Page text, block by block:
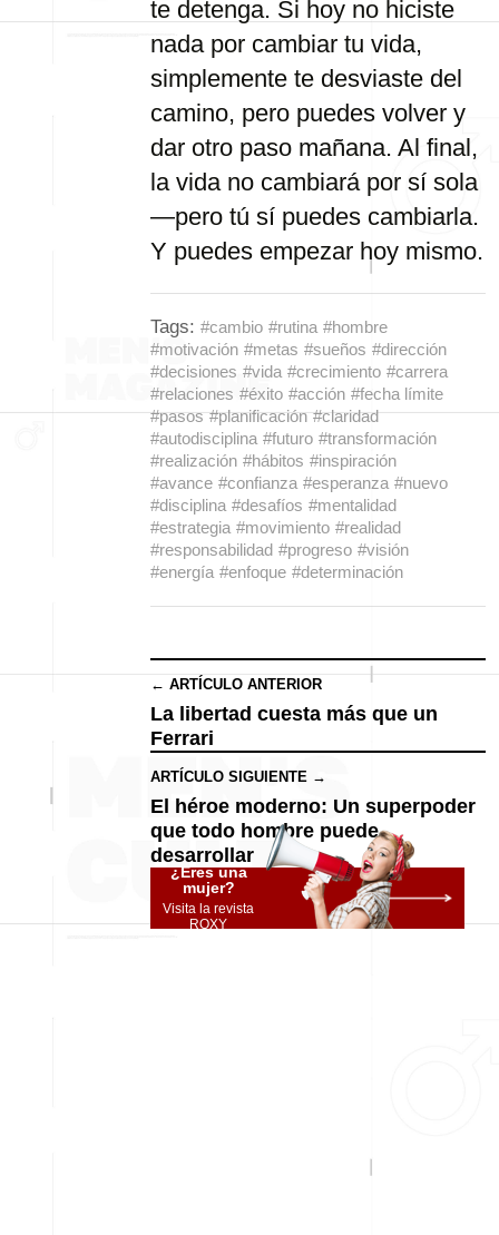
te detenga. Si hoy no hiciste
nada por cambiar tu vida,
simplemente te desviaste del
camino, pero puedes volver y
dar otro paso mañana. Al final,
la vida no cambiará por sí sola
—pero tú sí puedes cambiarla.
Y puedes empezar hoy mismo.
Tags: #cambio #rutina #hombre
#motivación #metas #sueños #dirección
#decisiones #vida #crecimiento #carrera
#relaciones #éxito #acción #fecha límite
#pasos #planificación #claridad
#autodisciplina #futuro #transformación
#realización #hábitos #inspiración
#avance #confianza #esperanza #nuevo
#disciplina #desafíos #mentalidad
#estrategia #movimiento #realidad
#responsabilidad #progreso #visión
#energía #enfoque #determinación
← ARTÍCULO ANTERIOR
La libertad cuesta más que un
Ferrari
ARTÍCULO SIGUIENTE →
El héroe moderno: Un superpoder
que todo hombre puede
desarrollar
¿Eres una
mujer?
Visita la revista
ROXY